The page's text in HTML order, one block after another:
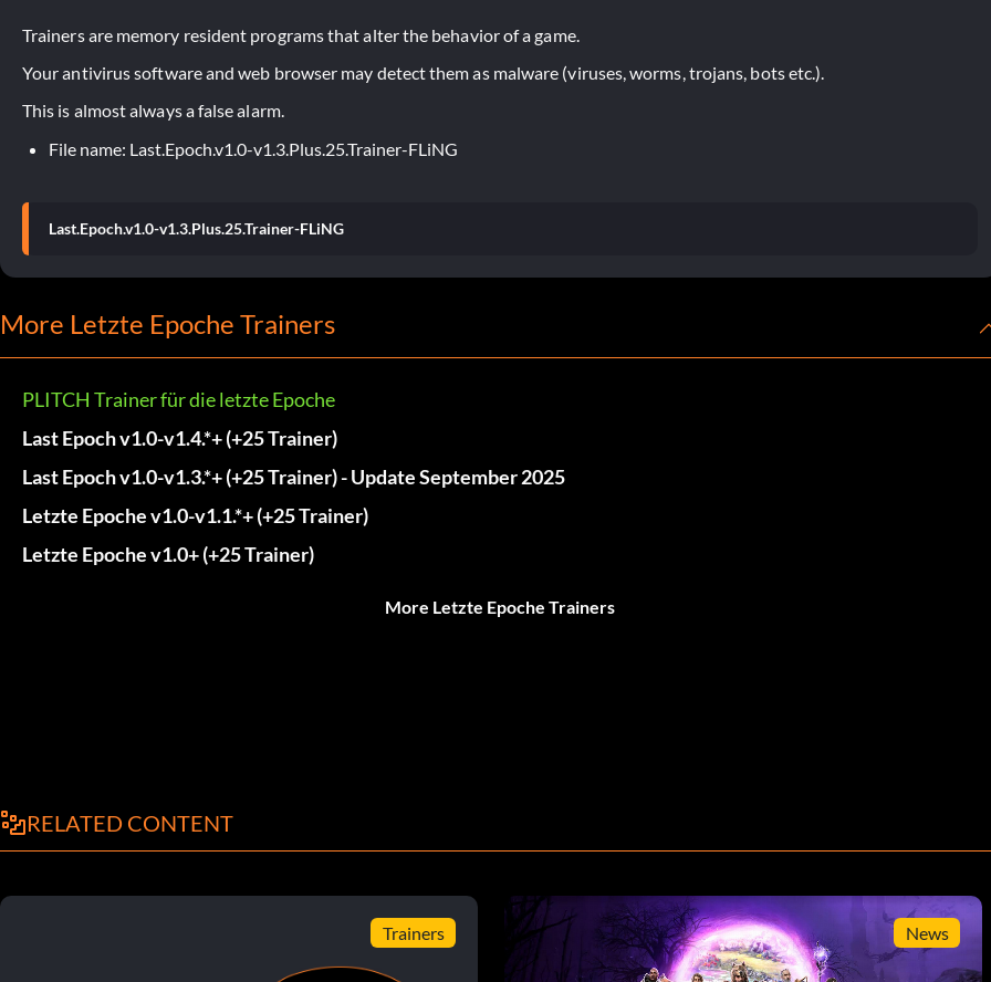
Trainers are memory resident programs that alter the behavior of a game.
Your antivirus software and web browser may detect them as malware (viruses, worms, trojans, bots etc.).
This is almost always a false alarm.
File name: Last.Epoch.v1.0-v1.3.Plus.25.Trainer-FLiNG
Last.Epoch.v1.0-v1.3.Plus.25.Trainer-FLiNG
More Letzte Epoche Trainers
PLITCH Trainer für die letzte Epoche
Last Epoch v1.0-v1.4.*+ (+25 Trainer)
Last Epoch v1.0-v1.3.*+ (+25 Trainer) - Update September 2025
Letzte Epoche v1.0-v1.1.*+ (+25 Trainer)
Letzte Epoche v1.0+ (+25 Trainer)
More Letzte Epoche Trainers
RELATED CONTENT
Trainers News